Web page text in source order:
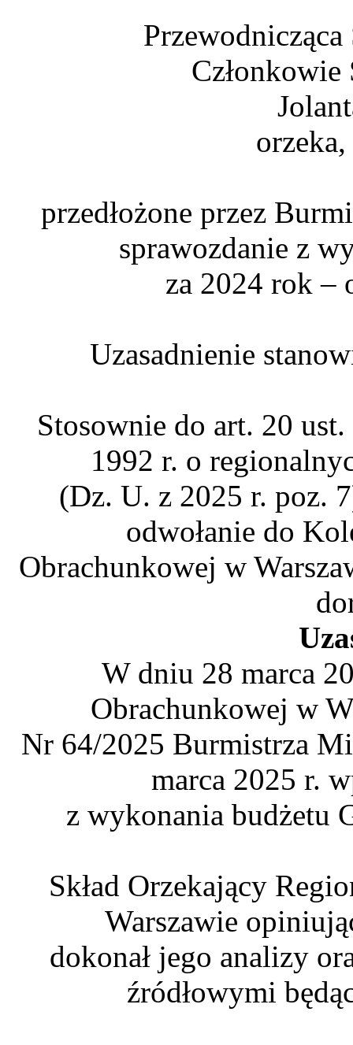
przedłożone przez
sprawozdanie z
za 2024 rok –
Uzasadnienie
Stosownie do art. 20
1992 r. o
(Dz. U. z 2025 r. poz.
odwołanie do
Obrachunkowej w
W dniu 28 marca
Obrachunkowej w
Nr 64/2025 Burmistrza
marca 2025 r.
z wykonania budżetu
Skład Orzekający
Warszawie
dokonał jego analizy
źródłowymi